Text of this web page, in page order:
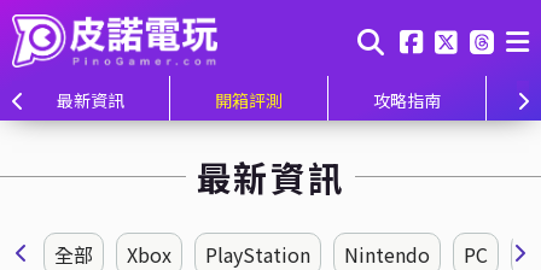
最新資訊 開箱評測 攻略指南
最新資訊
全部 Xbox PlayStation Nintendo PC